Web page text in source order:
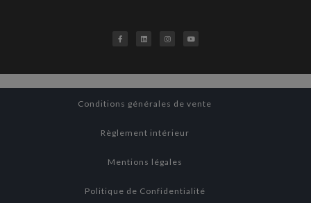
Conditions générales de vente
Règlement intérieur
Mentions légales
Politique de Confidentialité